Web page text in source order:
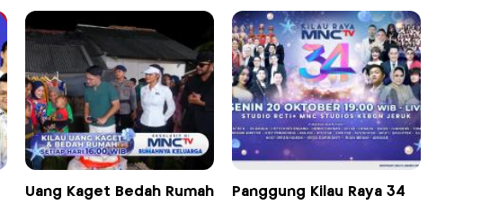
Uang Kaget Bedah Rumah
Panggung Kilau Raya 34